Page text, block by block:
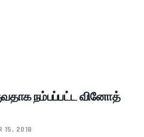
நம்பப்பட்ட வினோத்
15, 2018